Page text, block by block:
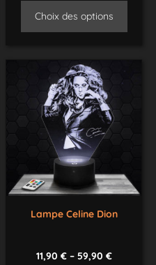
Choix des options
Lampe Celine Dion
11,90 €– 59,90 €